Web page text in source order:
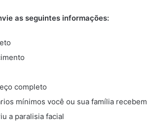
as seguintes informações:
completo
mínimos você ou sua família recebem
a paralisia facial